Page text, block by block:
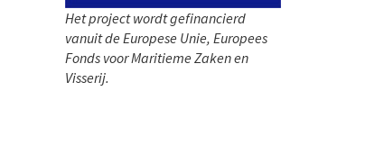
Het project wordt gefinancierd
vanuit de Europese Unie, Europees
Fonds voor Maritieme Zaken en
Visserij.